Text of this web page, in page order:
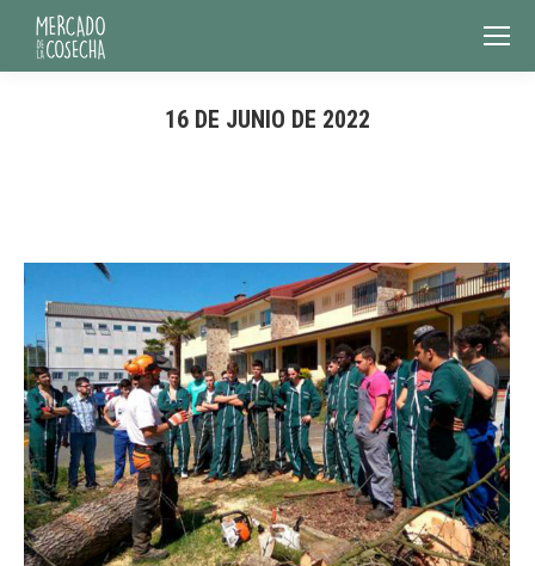
16 DE JUNIO DE 2022